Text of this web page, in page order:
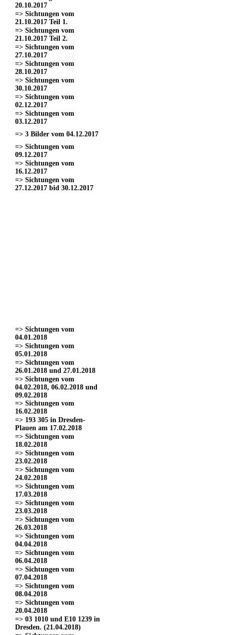
20.10.2017
=> Sichtungen vom
21.10.2017 Teil 1.
=> Sichtungen vom
21.10.2017 Teil 2.
=> Sichtungen vom
27.10.2017
=> Sichtungen vom
28.10.2017
=> Sichtungen vom
30.10.2017
=> Sichtungen vom
02.12.2017
=> Sichtungen vom
03.12.2017
=> 3 Bilder vom 04.12.2017
=> Sichtungen vom
09.12.2017
=> Sichtungen vom
16.12.2017
=> Sichtungen vom
27.12.2017 bid 30.12.2017
=> Sichtungen vom
04.01.2018
=> Sichtungen vom
05.01.2018
=> Sichtungen vom
26.01.2018 und 27.01.2018
=> Sichtungen vom
04.02.2018, 06.02.2018 und
09.02.2018
=> Sichtungen vom
16.02.2018
=> 193 305 in Dresden-
Plauen am 17.02.2018
=> Sichtungen vom
18.02.2018
=> Sichtungen vom
23.02.2018
=> Sichtungen vom
24.02.2018
=> Sichtungen vom
17.03.2018
=> Sichtungen vom
23.03.2018
=> Sichtungen vom
26.03.2018
=> Sichtungen vom
04.04.2018
=> Sichtungen vom
06.04.2018
=> Sichtungen vom
07.04.2018
=> Sichtungen vom
08.04.2018
=> Sichtungen vom
20.04.2018
=> 03 1010 und E10 1239 in
Dresden. (21.04.2018)